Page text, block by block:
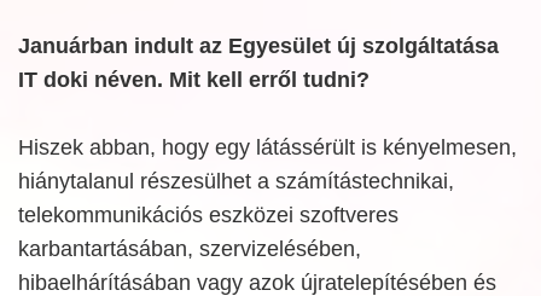
Januárban indult az Egyesület új szolgáltatása
IT doki néven. Mit kell erről tudni?
Hiszek abban, hogy egy látássérült is kényelmesen,
hiánytalanul részesülhet a számítástechnikai,
telekommunikációs eszközei szoftveres
karbantartásában, szervizelésében,
hibaelhárításában vagy azok újratelepítésében és